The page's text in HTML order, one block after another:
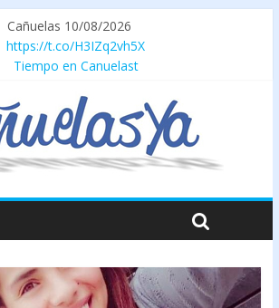
Cañuelas 10/08/2026
https://t.co/H3IZq2vh5X
Tiempo en Canuelast